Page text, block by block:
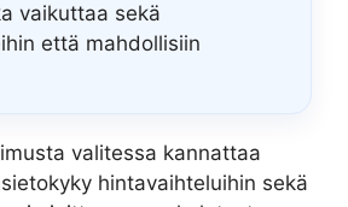
vaikuttaa sekä
että mahdollisiin
valitessa kannattaa
hintavaihteluihin sekä